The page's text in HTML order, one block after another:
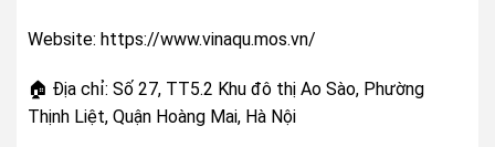
Website: https://www.vinaqu.mos.vn/
🏠 Địa chỉ: Số 27, TT5.2 Khu đô thị Ao Sào, Phường
Thịnh Liệt, Quận Hoàng Mai, Hà Nội